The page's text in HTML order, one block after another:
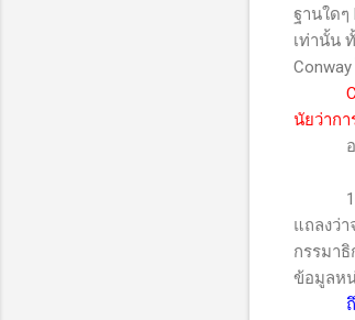
ฐานใดๆ
เท่านั้น
Conway
นัยว่ากา
แถลงว่
กรรมา
ข้อมูลห